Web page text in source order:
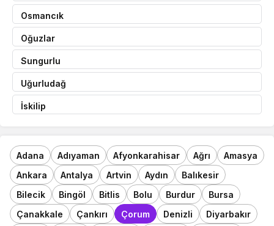
Osmancık
Oğuzlar
Sungurlu
Uğurludağ
İskilip
Adana Adıyaman Afyonkarahisar Ağrı
Amasya
Ankara
Antalya Artvin Aydın
Balıkesir
Bilecik
Bingöl Bitlis Bolu Burdur
Bursa
Çanakkale
Çankırı Çorum Denizli
Diyarbakır